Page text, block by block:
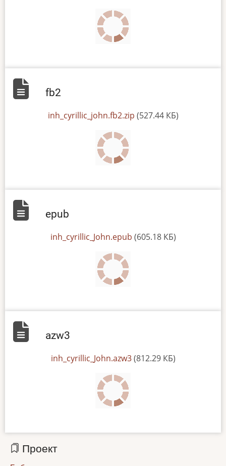
fb2
inh_cyrillic_john.fb2.zip (527.44 КБ)
epub
inh_cyrillic_John.epub (605.18 КБ)
azw3
inh_cyrillic_John.azw3 (812.29 КБ)
Проект